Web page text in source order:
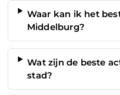
Waar kan ik het
Middelburg?
Wat zijn de beste
stad?